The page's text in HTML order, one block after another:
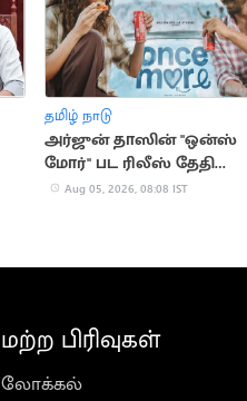
தமிழ் நாடு
அர்ஜுன் தாஸின் "ஒன்ஸ்
மோர்" பட ரிலீஸ் தேதி
அறிவிப்பு
Aug 05, 2026, 08:08 IST
மற்ற பிரிவுகள்
லோக்கல்